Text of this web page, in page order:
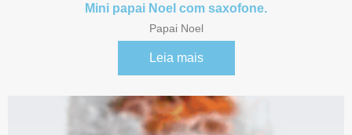
Mini papai Noel com saxofone.
Papai Noel
Leia mais